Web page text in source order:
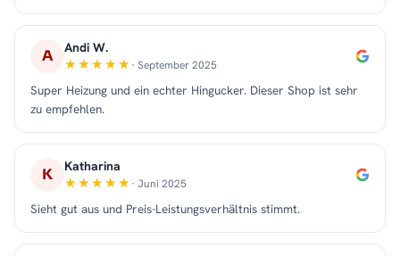
A Andi W.
· September 2025
Super Heizung und ein echter Hingucker. Dieser Shop ist sehr
zu empfehlen.
K Katharina
· Juni 2025
Sieht gut aus und Preis-Leistungsverhältnis stimmt.